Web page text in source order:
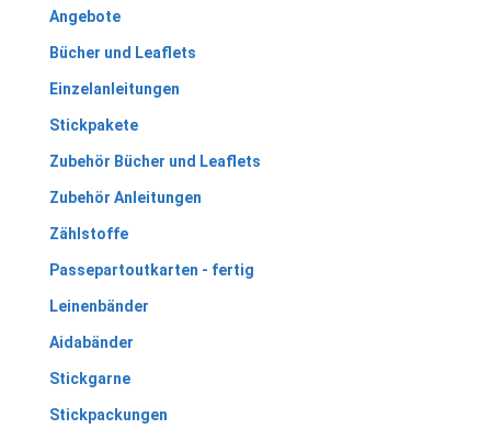
Angebote
Bücher und Leaflets
Einzelanleitungen
Stickpakete
Zubehör Bücher und Leaflets
Zubehör Anleitungen
Zählstoffe
Passepartoutkarten - fertig
Leinenbänder
Aidabänder
Stickgarne
Stickpackungen